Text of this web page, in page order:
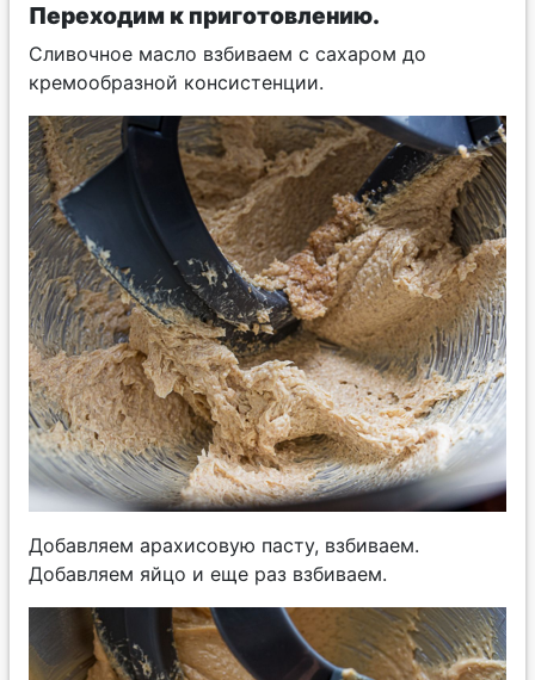
Переходим к приготовлению.
Сливочное масло взбиваем с сахаром до
кремообразной консистенции.
Добавляем арахисовую пасту, взбиваем.
Добавляем яйцо и еще раз взбиваем.